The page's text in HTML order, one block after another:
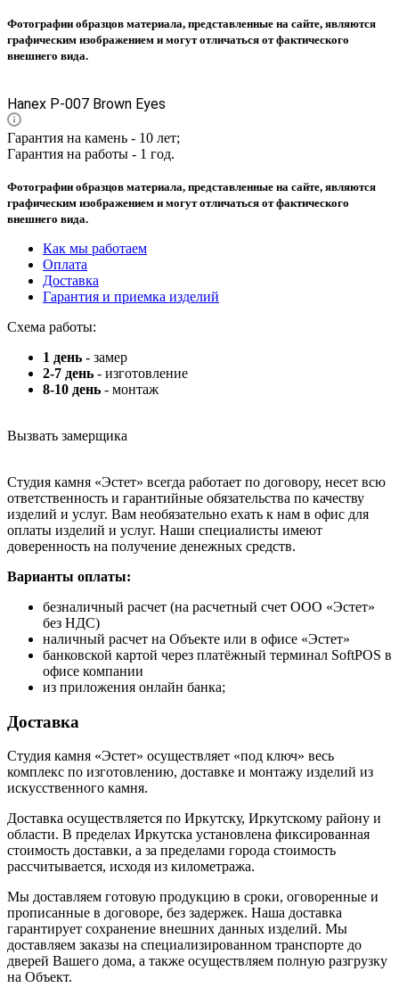
Фотографии образцов материала, представленные на сайте, являются
графическим изображением и могут отличаться от фактического
внешнего вида.
Hanex P-007 Brown Eyes
Гарантия на камень - 10 лет;
Гарантия на работы - 1 год.
Фотографии образцов материала, представленные на сайте, являются
графическим изображением и могут отличаться от фактического
внешнего вида.
Как мы работаем
Оплата
Доставка
Гарантия и приемка изделий
Схема работы:
1 день - замер
2-7 день - изготовление
8-10 день - монтаж
Вызвать замерщика
Студия камня «Эстет» всегда работает по договору, несет всю
ответственность и гарантийные обязательства по качеству
изделий и услуг. Вам необязательно ехать к нам в офис для
оплаты изделий и услуг. Наши специалисты имеют
доверенность на получение денежных средств.
Варианты оплаты:
безналичный расчет (на расчетный счет ООО «Эстет»
без НДС)
наличный расчет на Объекте или в офисе «Эстет»
банковской картой через платёжный терминал SoftPOS в
офисе компании
из приложения онлайн банка;
Доставка
Студия камня «Эстет» осуществляет «под ключ» весь
комплекс по изготовлению, доставке и монтажу изделий из
искусственного камня.
Доставка осуществляется по Иркутску, Иркутскому району и
области. В пределах Иркутска установлена фиксированная
стоимость доставки, а за пределами города стоимость
рассчитывается, исходя из километража.
Мы доставляем готовую продукцию в сроки, оговоренные и
прописанные в договоре, без задержек. Наша доставка
гарантирует сохранение внешних данных изделий. Мы
доставляем заказы на специализированном транспорте до
дверей Вашего дома, а также осуществляем полную разгрузку
на Объект.